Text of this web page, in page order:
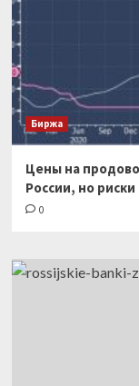
Биржа
Цены на
России, но
0